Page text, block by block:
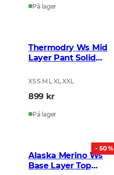
På lager
Thermodry Ws Mid
Layer Pant Solid
XS S M L XL XXL
899 kr
På lager
- 50 %
Alaska Merino Ws
Base Layer Top